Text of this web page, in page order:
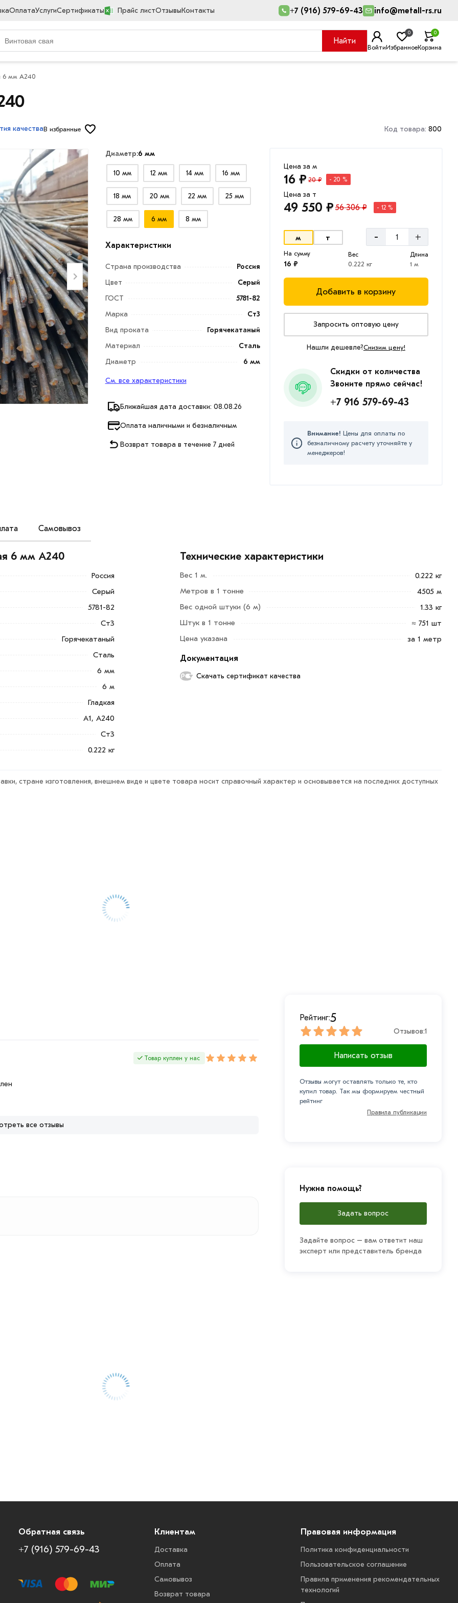
ОплатаУслугиСертификаты Прайс листОтзывыКонтакты +7 (916) 579-69-43 info@metall-rs.ru
Найти
ВойтиИзбранное
0
Корзина
0
6 мм A240
качестваВ избранные Код товара: 800
Диаметр:6 мм
10 мм 12 мм 14 мм 16 мм
18 мм 20 мм 22 мм 25 мм
28 мм 6 мм 8 мм
Характеристики
Страна производства
Россия
Цвет
Серый
ГОСТ
5781-82
Марка
Ст3
Вид проката
Горячекатаный
Материал
Сталь
Диаметр
6 мм
См. все характеристики
Ближайшая дата доставки: 08.08.26
Оплата наличными и безналичным
Возврат товара в течение 7 дней
Цена за м
16 ₽ 20 ₽ - 20 %
Цена за т
49 550 ₽ 56 306 ₽ - 12 %
м т - +
На сумму
16 ₽
Вес
0.222 кг
Длина
1 м
Добавить в корзину
Запросить оптовую цену
Нашли дешевле?Снизим цену!
Скидки от количества
Звоните прямо сейчас!
+7 916 579-69-43
Внимание! Цены для оплаты по
безналичному расчету уточняйте у
менеджеров!
Самовывоз
материал, используемый для
Отлично подходит для частного и
или нажмите на
по контактам указанным на сайте.
A240 из категории
Арматура гладкая
и области. Наши
с Вами для согласования условий
всем стандартам качества.
обязательно).
6 мм A240
Россия
Серый
5781-82
Ст3
Горячекатаный
Сталь
6 мм
6 м
Гладкая
А1, А240
Ст3
0.222 кг
Технические характеристики
Вес 1 м.
0.222 кг
Метров в 1 тонне
4505 м
Вес одной штуки (6 м)
1.33 кг
Штук в 1 тонне
≈ 751 шт
Цена указана
за 1 метр
Документация
Скачать сертификат качества
стране изготовления, внешнем виде и цвете товара носит справочный характер и основывается на последних доступных
Товар куплен у нас
все отзывы
Рейтинг:5
Отзывов:1
Написать отзыв
Отзывы могут оставлять только те, кто
купил товар. Так мы формируем честный
рейтинг
Правила публикации
Нужна помощь?
Задать вопрос
Задайте вопрос – вам ответит наш
эксперт или представитель бренда
Обратная связь
+7 (916) 579-69-43
Клиентам
Доставка
Оплата
Самовывоз
Возврат товара
Правовая информация
Политика конфиденциальности
Пользовательское соглашение
Правила применения рекомендательных
технологий